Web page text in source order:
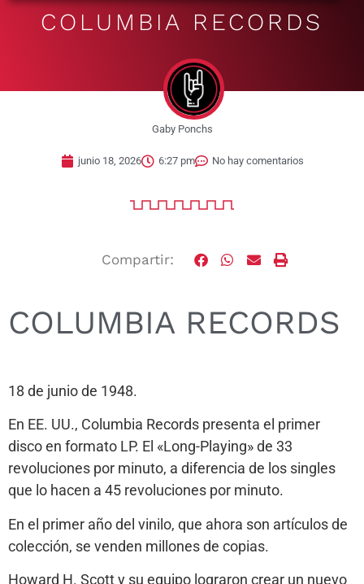
COLUMBIA RECORDS
Gaby Ponchs
junio 18, 2026 6:27 pm No hay comentarios
Compartir:
COLUMBIA RECORDS
18 de junio de 1948.
En EE. UU., Columbia Records presenta el primer
disco en formato LP. El «Long-Playing» de 33
revoluciones por minuto, a diferencia de los singles
que lo hacen a 45 revoluciones por minuto.
En el primer año del vinilo, que ahora son artículos de
colección, se venden millones de copias.
Howard H. Scott y su equipo lograron crear un nuevo